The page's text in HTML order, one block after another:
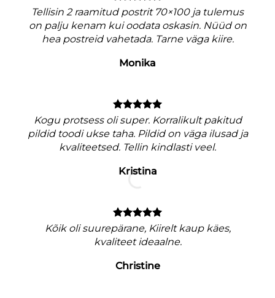
Tellisin 2 raamitud postrit 70×100 ja tulemus
on palju kenam kui oodata oskasin. Nüüd on
hea postreid vahetada. Tarne väga kiire.
Monika
Kogu protsess oli super. Korralikult pakitud
pildid toodi ukse taha. Pildid on väga ilusad ja
kvaliteetsed. Tellin kindlasti veel.
Kristina
Kõik oli suurepärane, Kiirelt kaup käes,
kvaliteet ideaalne.
Christine